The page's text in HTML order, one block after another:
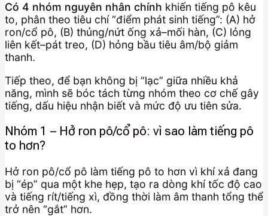
Có 4 nhóm nguyên nhân chính khiến tiếng pô kêu
to, phân theo tiêu chí “điểm phát sinh tiếng”: (A) hở
ron/cổ pô, (B) thủng/nứt ống xả–mối hàn, (C) lỏng
liên kết–pát treo, (D) hỏng bầu tiêu âm/bộ giảm
thanh.
Tiếp theo, để bạn không bị “lạc” giữa nhiều khả
năng, mình sẽ bóc tách từng nhóm theo cơ chế gây
tiếng, dấu hiệu nhận biết và mức độ ưu tiên sửa.
Nhóm 1 – Hở ron pô/cổ pô: vì sao làm tiếng pô
to hơn?
Hở ron pô/cổ pô làm tiếng pô to hơn vì khí xả đang
bị “ép” qua một khe hẹp, tạo ra dòng khí tốc độ cao
và tiếng rít/tiếng xì, đồng thời làm âm thanh tổng thể
trở nên “gắt” hơn.